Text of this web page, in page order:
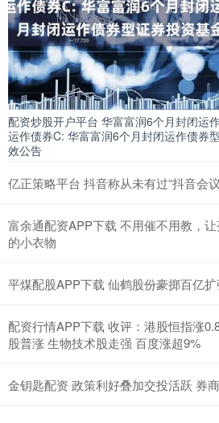
配资炒股开户平台 华富富润6个月封闭运
运作债券C: 华富富润6个月封闭运作债券
效公告
亿正策略平台 抖音称从未有过“抖音会
富余通配资APP下载 不用催不用教，
的小衣物
平煤配股APP下载 仙鹤股份豪掷百亿扩
配资行情APP下载 收评：港股恒指涨
股普涨 生物技术股走强 百度涨超9%
金钥匙配资 政策利好叠加交投活跃 券